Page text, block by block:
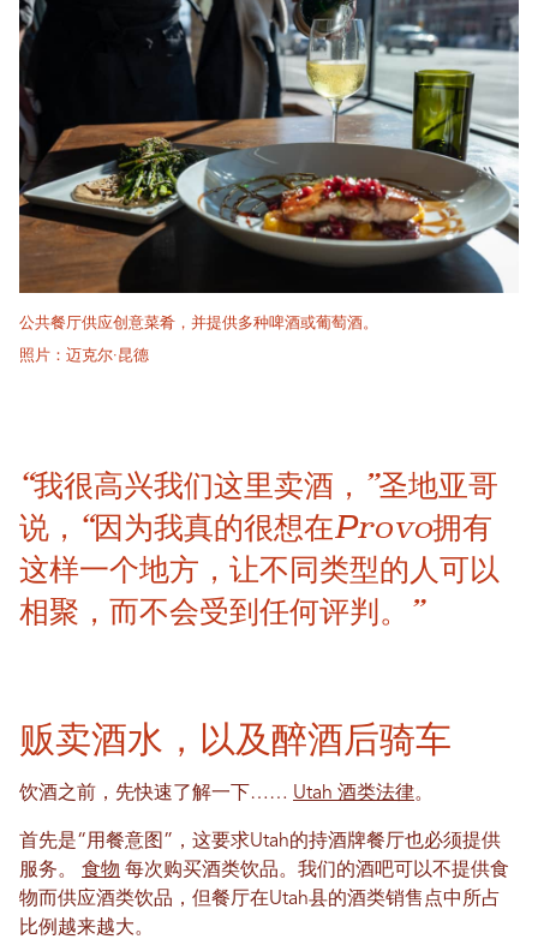
公共餐厅供应创意菜肴，并提供多种啤酒或葡萄酒。
照片：迈克尔·昆德
“我很高兴我们这里卖酒，”圣地亚哥
说，“因为我真的很想在Provo拥有
这样一个地方，让不同类型的人可以
相聚，而不会受到任何评判。”
贩卖酒水，以及醉酒后骑车
饮酒之前，先快速了解一下…… Utah 酒类法律。
首先是“用餐意图”，这要求Utah的持酒牌餐厅也必须提供
服务。 食物 每次购买酒类饮品。我们的酒吧可以不提供食
物而供应酒类饮品，但餐厅在Utah县的酒类销售点中所占
比例越来越大。